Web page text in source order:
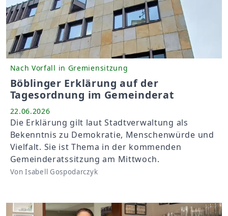
Nach Vorfall in Gremiensitzung
Böblinger Erklärung auf der
Tagesordnung im Gemeinderat
22.06.2026
Die Erklärung gilt laut Stadtverwaltung als
Bekenntnis zu Demokratie, Menschenwürde und
Vielfalt. Sie ist Thema in der kommenden
Gemeinderatssitzung am Mittwoch.
Von Isabell Gospodarczyk